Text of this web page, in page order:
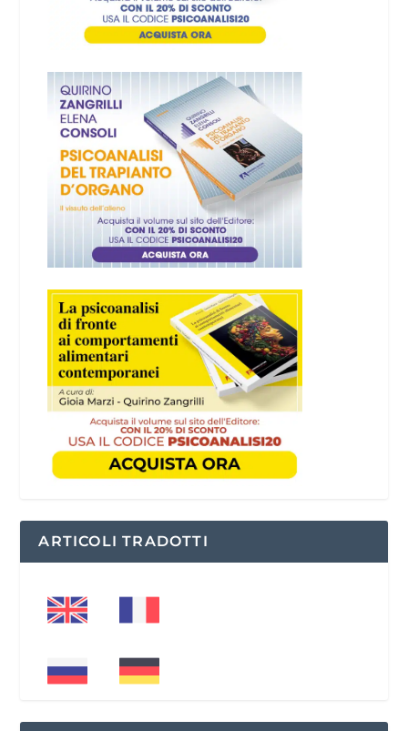
ARTICOLI TRADOTTI